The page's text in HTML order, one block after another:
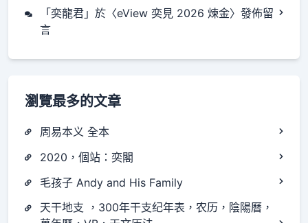
「奕龍君 」於〈eView 奕見 2026 煉金〉發佈留
言
瀏覽最多的文章
周易本义 全本
2020，個站：奕閣
毛孩子 Andy and His Family
天干地支 ，300年干支纪年表，农历，陰陽曆，